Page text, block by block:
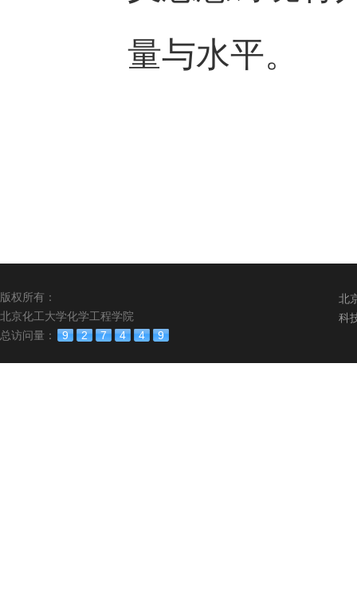
量与水平。
版权所有：
北京化工大学化学工程学院
总访问量：
9 2 7 4 4 9
北
科